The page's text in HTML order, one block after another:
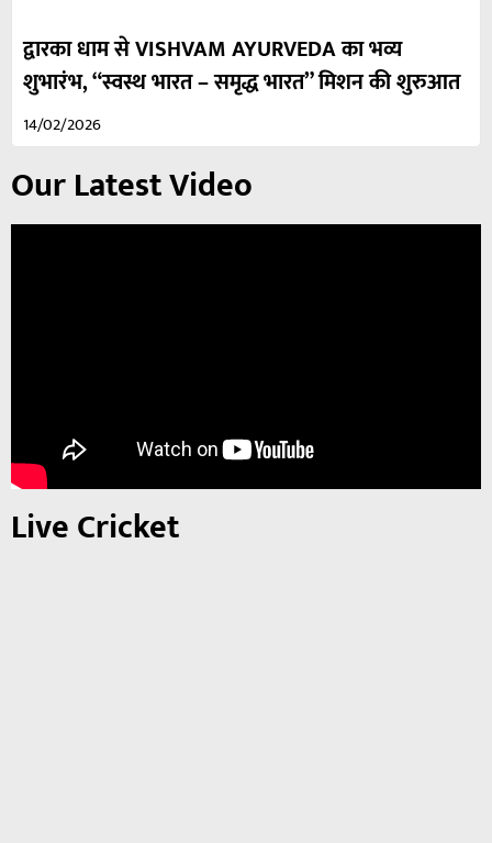
द्वारका धाम से VISHVAM AYURVEDA का भव्य
शुभारंभ, “स्वस्थ भारत – समृद्ध भारत” मिशन की शुरुआत
14/02/2026
Our Latest Video
Live Cricket